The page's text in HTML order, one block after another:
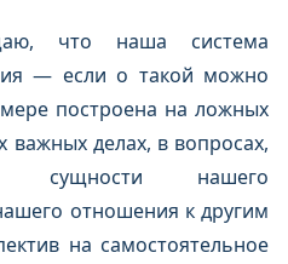
что наша система
— если о такой можно
построена на ложных
важных делах, в вопросах,
сущности нашего
отношения к другим
на самостоятельное